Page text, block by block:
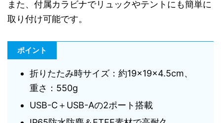
また、付属カラビナでリュックやテントにも簡単に
取り付け可能です。
ポイント
折りたたみ時サイズ：約19×19×4.5cm、
重さ：550g
USB-C＋USB-Aの2ポート搭載